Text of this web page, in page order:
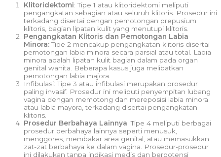
Klitoridektomi: Tipe 1 atau klitoridektomi meliputi
pengangkatan sebagian atau seluruh klitoris. Prosedur ini
terkadang disertai dengan pemotongan prepusium
klitoris, bagian lipatan kulit yang menutupi klitoris.
Pengangkatan Klitoris dan Pemotongan Labia
Minora:Tipe 2 mencakup pengangkatan klitoris disertai
pemotongan labia minora secara parsial atau total. Labia
minora adalah lipatan kulit bagian dalam pada organ
genital wanita. Beberapa kasus juga melibatkan
pemotongan labia majora.
Infibulasi: Tipe 3 atau infibulasi merupakan prosedur
paling invasif. Prosedur ini meliputi penyempitan lubang
vagina dengan memotong dan mereposisi labia minora
atau labia mayora, terkadang disertai pengangkatan
klitoris.
Prosedur Berbahaya Lainnya: Tipe 4 meliputi berbagai
prosedur berbahaya lainnya seperti menusuk,
menggores, membakar area genital, atau memasukkan
zat-zat berbahaya ke dalam vagina. Prosedur-prosedur
ini dilakukan tanpa indikasi medis dan berpotensi